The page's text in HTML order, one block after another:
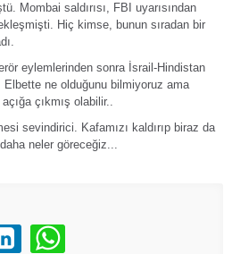
Mombai saldırısı, FBI uyarısından
Hiç kimse, bunun sıradan bir
eylemlerinden sonra İsrail-Hindistan
ne olduğunu bilmiyoruz ama
çıkmış olabilir..
sevindirici. Kafamızı kaldırıp biraz da
neler göreceğiz...